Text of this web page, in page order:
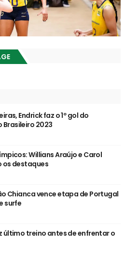
Endrick faz o 1º gol do
2023
Willians Araújo e Carol
os destaques
Chianca vence etapa de Portugal
surfe
último treino antes de enfrentar o